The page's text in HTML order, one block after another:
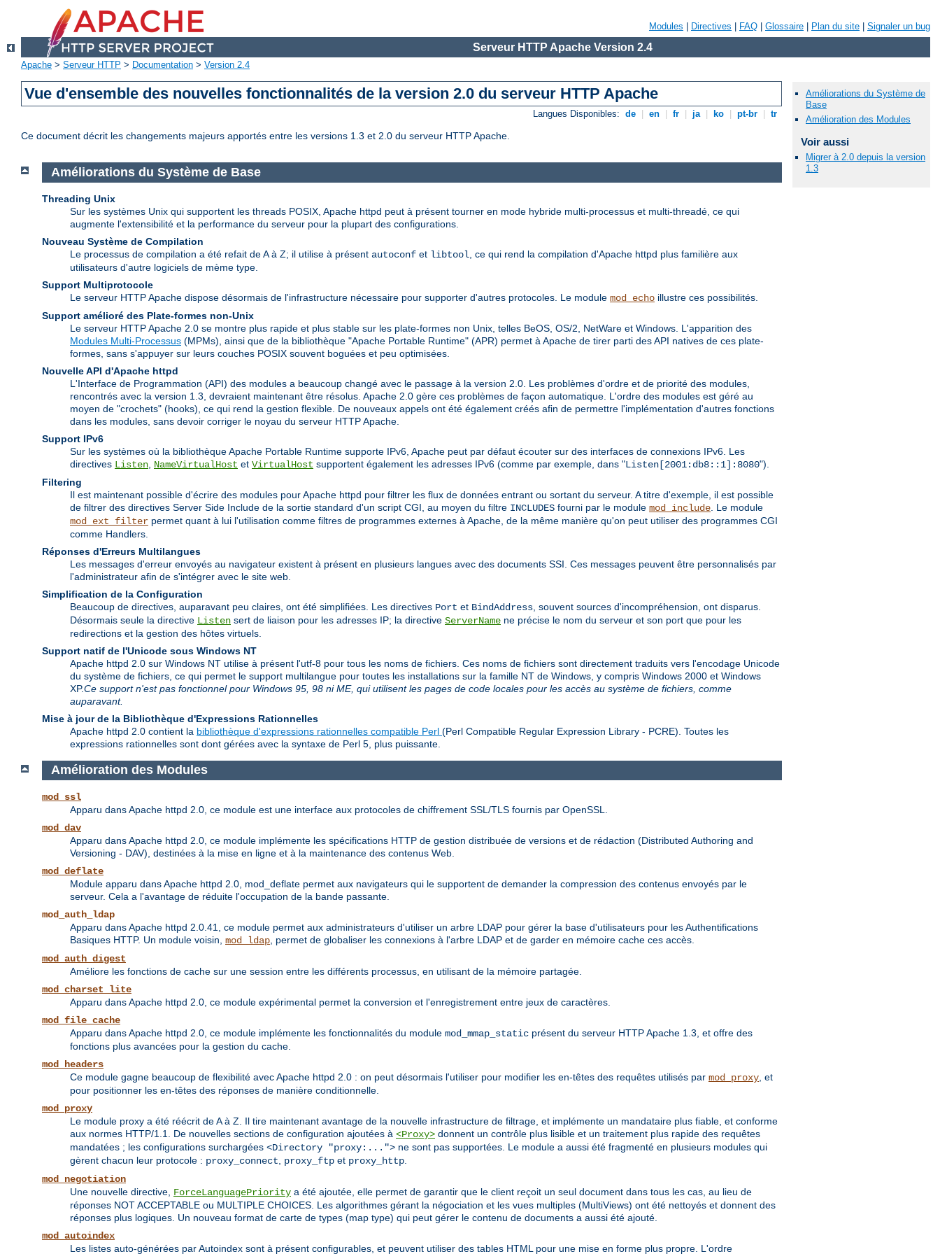
Modules Directives FAQ Glossaire Plan du site Signaler un bug
Serveur HTTP Apache Version 2.4
Apache > Serveur HTTP > Documentation > Version 2.4
Vue d'ensemble des nouvelles fonctionnalités de la version 2.0 du serveur HTTP Apache
Langues Disponibles: de en fr ja ko pt-br tr
Ce document décrit les changements majeurs apportés entre les versions 1.3 et 2.0 du serveur HTTP Apache.
Améliorations du Système de Base
Threading Unix
Sur les systèmes Unix qui supportent les threads POSIX, Apache httpd peut à présent tourner en mode hybride multi-processus et multi-threadé, ce qui
augmente l'extensibilité et la performance du serveur pour la plupart des configurations.
Nouveau Système de Compilation
Le processus de compilation a été refait de A à Z; il utilise à présent autoconf et libtool , ce qui rend la compilation d'Apache httpd plus familière aux
utilisateurs d'autre logiciels de mème type.
Support Multiprotocole
Le serveur HTTP Apache dispose désormais de l'infrastructure nécessaire pour supporter d'autres protocoles. Le module mod_echo illustre ces possibilités.
Support amélioré des Plate-formes non-Unix
Le serveur HTTP Apache 2.0 se montre plus rapide et plus stable sur les plate-formes non Unix, telles BeOS, OS/2, NetWare et Windows. L'apparition des
Modules Multi-Processus (MPMs), ainsi que de la bibliothèque "Apache Portable Runtime" (APR) permet à Apache de tirer parti des API natives de ces plate-
formes, sans s'appuyer sur leurs couches POSIX souvent boguées et peu optimisées.
Nouvelle API d'Apache httpd
L'Interface de Programmation (API) des modules a beaucoup changé avec le passage à la version 2.0. Les problèmes d'ordre et de priorité des modules,
rencontrés avec la version 1.3, devraient maintenant être résolus. Apache 2.0 gère ces problèmes de façon automatique. L'ordre des modules est géré au
moyen de "crochets" (hooks), ce qui rend la gestion flexible. De nouveaux appels ont été également créés afin de permettre l'implémentation d'autres fonctions
dans les modules, sans devoir corriger le noyau du serveur HTTP Apache.
Support IPv6
Sur les systèmes où la bibliothèque Apache Portable Runtime supporte IPv6, Apache peut par défaut écouter sur des interfaces de connexions IPv6. Les
directives Listen NameVirtualHost et VirtualHost supportent également les adresses IPv6 (comme par exemple, dans "Listen[2001:db8::1]:8080").
Filtering
Il est maintenant possible d'écrire des modules pour Apache httpd pour filtrer les flux de données entrant ou sortant du serveur. A titre d'exemple, il est possible
de filtrer des directives Server Side Include de la sortie standard d'un script CGI, au moyen du filtre INCLUDES fourni par le module mod_include . Le module
mod_ext_filter permet quant à lui l'utilisation comme filtres de programmes externes à Apache, de la même manière qu'on peut utiliser des programmes CGI
comme Handlers.
Réponses d'Erreurs Multilangues
Les messages d'erreur envoyés au navigateur existent à présent en plusieurs langues avec des documents SSI. Ces messages peuvent être personnalisés par
l'administrateur afin de s'intégrer avec le site web.
Simplification de la Configuration
Beaucoup de directives, auparavant peu claires, ont été simplifiées. Les directives Port et BindAddress , souvent sources d'incompréhension, ont disparus.
Désormais seule la directive Listen sert de liaison pour les adresses IP; la directive ServerName ne précise le nom du serveur et son port que pour les
redirections et la gestion des hôtes virtuels.
Support natif de l'Unicode sous Windows NT
Apache httpd 2.0 sur Windows NT utilise à présent l'utf-8 pour tous les noms de fichiers. Ces noms de fichiers sont directement traduits vers l'encodage Unicode
du système de fichiers, ce qui permet le support multilangue pour toutes les installations sur la famille NT de Windows, y compris Windows 2000 et Windows
XP.Ce support n'est pas fonctionnel pour Windows 95, 98 ni ME, qui utilisent les pages de code locales pour les accès au système de fichiers, comme
auparavant.
Mise à jour de la Bibliothèque d'Expressions Rationnelles
Apache httpd 2.0 contient la bibliothèque d'expressions rationnelles compatible Perl (Perl Compatible Regular Expression Library - PCRE). Toutes les
expressions rationnelles sont dont gérées avec la syntaxe de Perl 5, plus puissante.
Amélioration des Modules
mod_ssl
Apparu dans Apache httpd 2.0, ce module est une interface aux protocoles de chiffrement SSL/TLS fournis par OpenSSL.
mod_dav
Apparu dans Apache httpd 2.0, ce module implémente les spécifications HTTP de gestion distribuée de versions et de rédaction (Distributed Authoring and
Versioning - DAV), destinées à la mise en ligne et à la maintenance des contenus Web.
mod_deflate
Module apparu dans Apache httpd 2.0, mod_deflate permet aux navigateurs qui le supportent de demander la compression des contenus envoyés par le
serveur. Cela a l'avantage de réduite l'occupation de la bande passante.
mod_auth_ldap
Apparu dans Apache httpd 2.0.41, ce module permet aux administrateurs d'utiliser un arbre LDAP pour gérer la base d'utilisateurs pour les Authentifications
Basiques HTTP. Un module voisin, mod_ldap , permet de globaliser les connexions à l'arbre LDAP et de garder en mémoire cache ces accès.
mod_auth_digest
Améliore les fonctions de cache sur une session entre les différents processus, en utilisant de la mémoire partagée.
mod_charset_lite
Apparu dans Apache httpd 2.0, ce module expérimental permet la conversion et l'enregistrement entre jeux de caractères.
mod_file_cache
Apparu dans Apache httpd 2.0, ce module implémente les fonctionnalités du module mod_mmap_static présent du serveur HTTP Apache 1.3, et offre des
fonctions plus avancées pour la gestion du cache.
mod_headers
Ce module gagne beaucoup de flexibilité avec Apache httpd 2.0 : on peut désormais l'utiliser pour modifier les en-têtes des requêtes utilisés par mod_proxy , et
pour positionner les en-têtes des réponses de manière conditionnelle.
mod_proxy
Le module proxy a été réécrit de A à Z. Il tire maintenant avantage de la nouvelle infrastructure de filtrage, et implémente un mandataire plus fiable, et conforme
aux normes HTTP/1.1. De nouvelles sections de configuration ajoutées à <Proxy> donnent un contrôle plus lisible et un traitement plus rapide des requêtes
mandatées ; les configurations surchargées <Directory "proxy:..."> ne sont pas supportées. Le module a aussi été fragmenté en plusieurs modules qui
gèrent chacun leur protocole : proxy_connect proxy_ftp et proxy_http
mod_negotiation
Une nouvelle directive, ForceLanguagePriority a été ajoutée, elle permet de garantir que le client reçoit un seul document dans tous les cas, au lieu de
réponses NOT ACCEPTABLE ou MULTIPLE CHOICES. Les algorithmes gérant la négociation et les vues multiples (MultiViews) ont été nettoyés et donnent des
réponses plus logiques. Un nouveau format de carte de types (map type) qui peut gérer le contenu de documents a aussi été ajouté.
mod_autoindex
Les listes auto-générées par Autoindex sont à présent configurables, et peuvent utiliser des tables HTML pour une mise en forme plus propre. L'ordre
Améliorations du Système de
Base
Amélioration des Modules
Voir aussi
Migrer à 2.0 depuis la version
1.3